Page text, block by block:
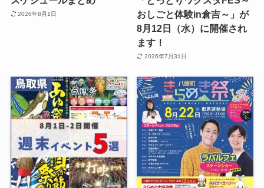
2026年8月1日
おしごと体験in倉吉～」が
8月12日（水）に開催され
ます！
2026年7月31日